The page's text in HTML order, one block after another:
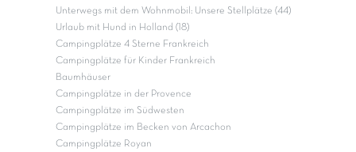
Unterwegs mit dem Wohnmobil: Unsere Stellplätze (44)
Urlaub mit Hund in Holland (18)
Campingplätze 4 Sterne Frankreich
Campingplätze für Kinder Frankreich
Baumhäuser
Campingplätze in der Provence
Campingplätze im Südwesten
Campingplätze im Becken von Arcachon
Campingplätze Royan